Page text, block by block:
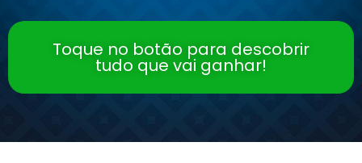
Toque no botão para descobrir
tudo que vai ganhar!